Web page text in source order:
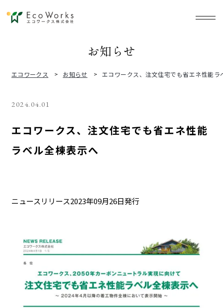
お知 らせ
エコワークス お知らせ エコワークス、注文住宅でも省エネ性能ラ
2024.04.01
エコワークス、注文住宅でも省エネ性能
ラベル全棟表示へ
ニュースリリース2023年09月26日発行